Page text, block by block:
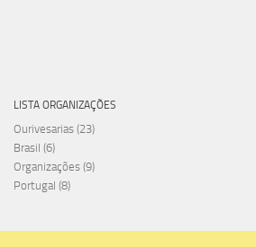
LISTA ORGANIZAÇÕES
Ourivesarias (23)
Brasil (6)
Organizações (9)
Portugal (8)